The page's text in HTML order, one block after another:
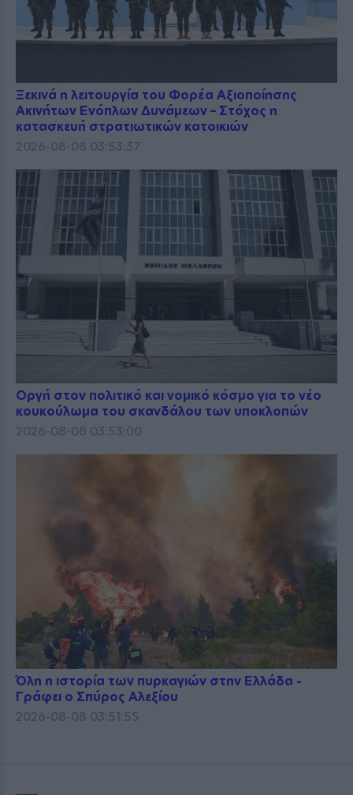
Ξεκινά η λειτουργία του Φορέα Αξιοποίησης
Ακινήτων Ενόπλων Δυνάμεων – Στόχος η
κατασκευή στρατιωτικών κατοικιών
2026-08-08 03:53:37
Οργή στον πολιτικό και νομικό κόσμο για το νέο
κουκούλωμα του σκανδάλου των υποκλοπών
2026-08-08 03:53:00
Όλη η ιστορία των πυρκαγιών στην Ελλάδα -
Γράφει ο Σπύρος Αλεξίου
2026-08-08 03:51:55